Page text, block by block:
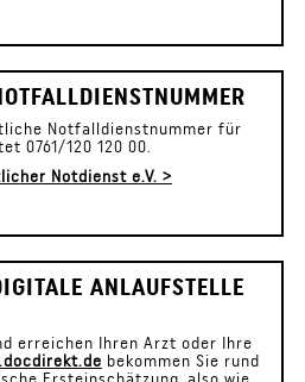
Notfalldienstnummer für
0761/120 120 00.
Notdienst e.V. >
ANLAUFSTELLE
erreichen Ihren Arzt oder Ihre
bekommen Sie rund
Ersteinschätzung, also wie